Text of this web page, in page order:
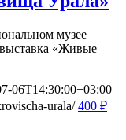
музее
«Живые
06T14:30:00+03:00
urala/ 400 ₽